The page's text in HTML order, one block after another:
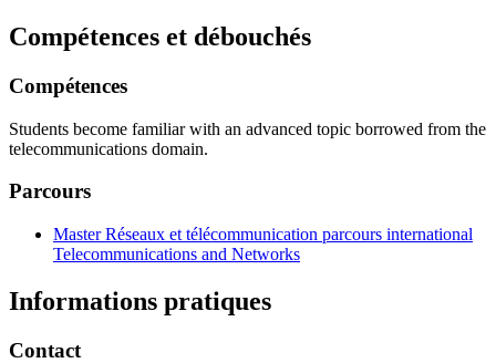
Compétences et débouchés
Compétences
Students become familiar with an advanced topic borrowed from the
telecommunications domain.
Parcours
Master Réseaux et télécommunication parcours international
Telecommunications and Networks
Informations pratiques
Contact